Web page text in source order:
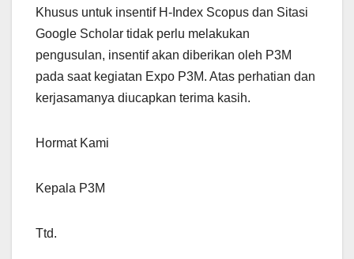
Khusus untuk insentif H-Index Scopus dan Sitasi
Google Scholar tidak perlu melakukan
pengusulan, insentif akan diberikan oleh P3M
pada saat kegiatan Expo P3M. Atas perhatian dan
kerjasamanya diucapkan terima kasih.
Hormat Kami
Kepala P3M
Ttd.